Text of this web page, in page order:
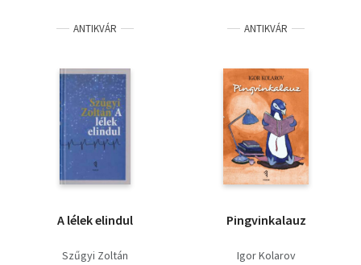
ANTIKVÁR
A lélek elindul
Szűgyi Zoltán
ANTIKVÁR
Pingvinkalauz
Igor Kolarov